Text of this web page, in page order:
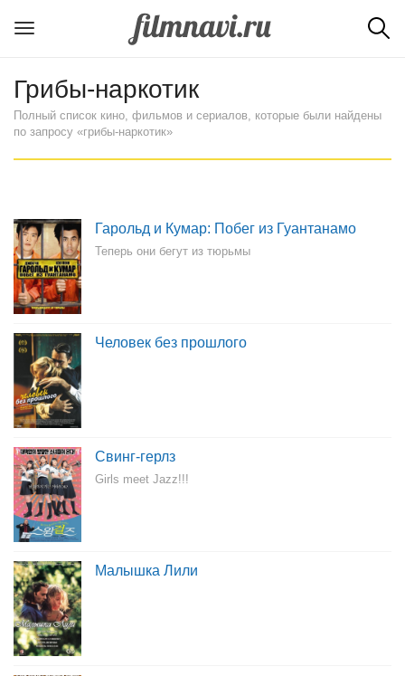
Грибы-наркотик
Полный список кино, фильмов и сериалов, которые были найдены
по запросу «грибы-наркотик»
Гарольд и Кумар: Побег из Гуантанамо
Теперь они бегут из тюрьмы
Человек без прошлого
Свинг-герлз
Girls meet Jazz!!!
Малышка Лили